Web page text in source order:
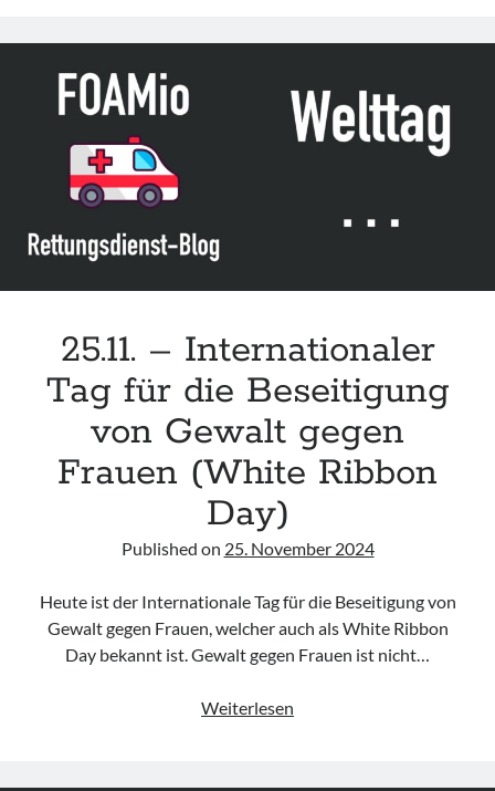
of
fatal
strangulation
in
emergency
IFAS
(Update
2025)
25.11. – Internationaler
Tag für die Beseitigung
von Gewalt gegen
Frauen (White Ribbon
Day)
Published on 25. November 2024
Heute ist der Internationale Tag für die Beseitigung von
Gewalt gegen Frauen, welcher auch als White Ribbon
Day bekannt ist. Gewalt gegen Frauen ist nicht…
Weiterlesen
Tag